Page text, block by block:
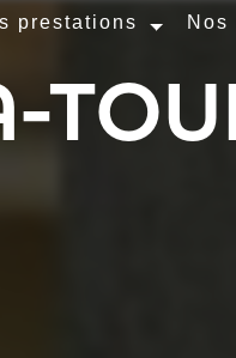
prestations